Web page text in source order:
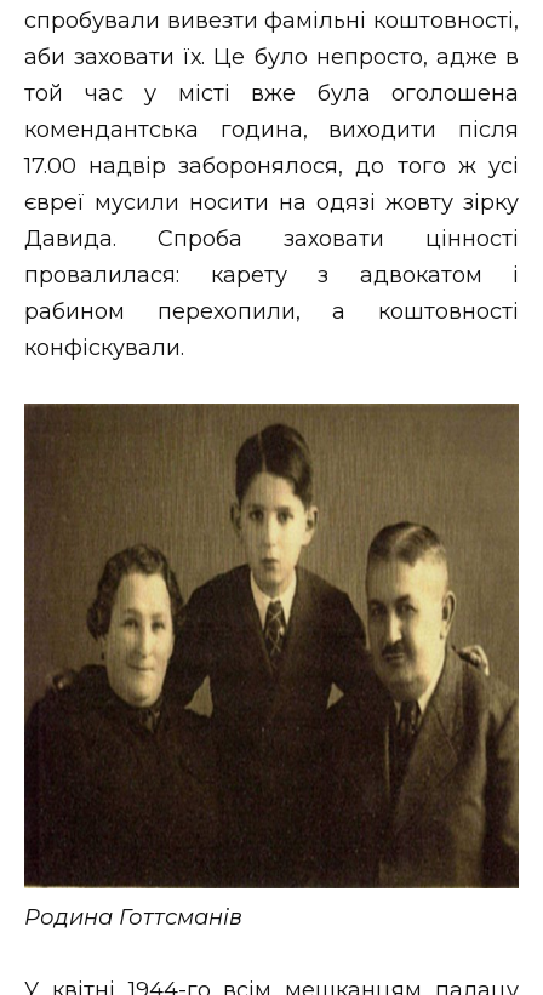
спробували вивезти фамільні коштовності,
аби заховати їх. Це було непросто, адже в
той час у місті вже була оголошена
комендантська година, виходити після
17.00 надвір заборонялося, до того ж усі
євреї мусили носити на одязі жовту зірку
Давида. Спроба заховати цінності
провалилася: карету з адвокатом і
рабином перехопили, а коштовності
конфіскували.
Родина Готтсманів